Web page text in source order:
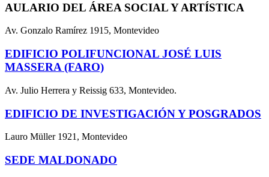
AULARIO DEL ÁREA SOCIAL Y ARTÍSTICA
Av. Gonzalo Ramírez 1915, Montevideo
EDIFICIO POLIFUNCIONAL JOSÉ LUIS
MASSERA (FARO)
Av. Julio Herrera y Reissig 633, Montevideo.
EDIFICIO DE INVESTIGACIÓN Y POSGRADOS
Lauro Müller 1921, Montevideo
SEDE MALDONADO